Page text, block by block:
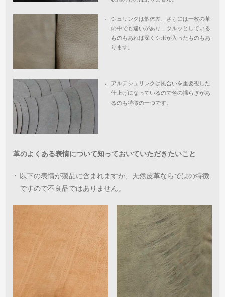
・
シュリンクは個体差、さらには一枚の革
の中でも違いがあり、ツルッとしている
ものもあれば深くシボが入ったものもあ
ります。
・
アルテシュリンクは風合いを重要視した
仕上げになっているので色の揺らぎがあ
るのも特徴の一つです。
革のよくある表情について知っておいていただきたいこと
・ 以下の表情が製品に含まれますが、天然皮革ならではの特徴
ですので不良品ではありません。